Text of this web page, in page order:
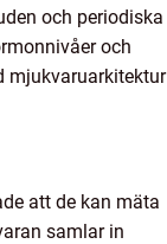
och periodiska
och
mjukvaruarkitektur
att de kan mäta
samlar in